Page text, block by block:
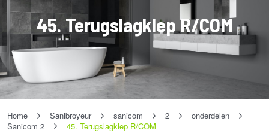
45. Terugslagklep R/COM
Home Sanibroyeur sanicom 2
onderdelen
Sanicom 2
45. Terugslagklep R/COM